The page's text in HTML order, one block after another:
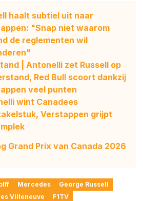
haalt subtiel uit naar
"Snap niet waarom
de reglementen wil
| Antonelli zet Russell op
Red Bull scoort dankzij
veel punten
wint Canadees
Verstappen grijpt
Grand Prix van Canada 2026
Mercedes
George Russell
Villeneuve
F1TV